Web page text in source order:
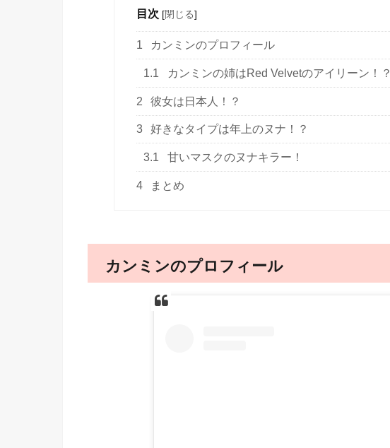
目次 [閉じる]
1 カンミンのプロフィール
1.1 カンミンの姉はRed Velvetのアイリーン！？
2 彼女は日本人！？
3 好きなタイプは年上のヌナ！？
3.1 甘いマスクのヌナキラー！
4 まとめ
カンミンのプロフィール